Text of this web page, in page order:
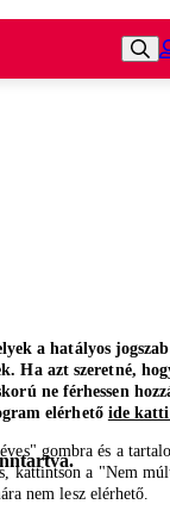
a hatályos
Ha azt szeretné,
ne férhessen
elérhető ide
gombra és a
kattintson a "Nem
nem lesz elérhető.